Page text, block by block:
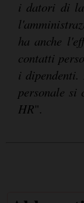
i datori di
ha anche
contatti
i
personale si
HR".